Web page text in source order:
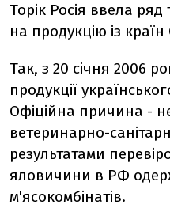
Торік Росія ввела
на продукцію із
Так, з 20 січня 2006
продукції
Офіційна причина -
ветеринарно-
результатами
яловичини в РФ
м'ясокомбінатів.